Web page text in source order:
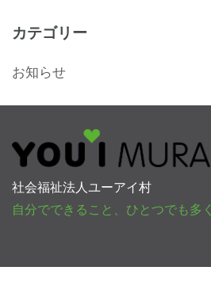
カテゴリー
お知らせ
社会福祉法人ユーアイ村
自分でできること、ひとつでも多く